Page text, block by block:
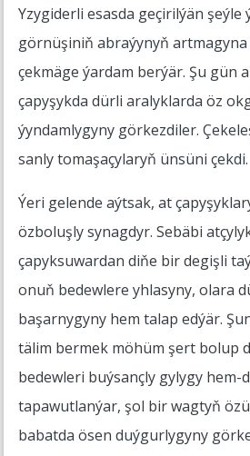
Yzygiderli esasda geçirilýän
görnüşiniň abraýynyň
çekmäge ýardam berýär. Şu gün
çapyşykda dürli aralyklarda öz
ýyndamlygyny görkezdiler.
sanly tomaşaçylaryň ünsüni çekdi.
Ýeri gelende aýtsak, at
özboluşly synagdyr. Sebäbi
çapyksuwardan diňe bir degişli
onuň bedewlere yhlasyny, olara
başarnygyny hem talap edýär.
tälim bermek möhüm şert bolup
bedewleri buýsançly gylygy hem-
tapawutlanýar, şol bir wagtyň
babatda ösen duýgurlygyny